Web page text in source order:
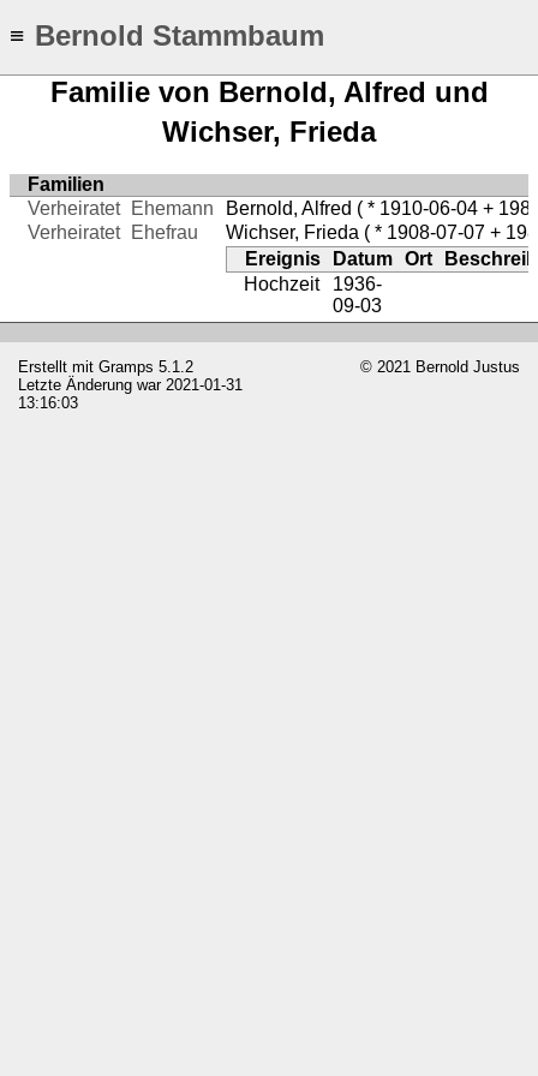
≡ Bernold Stammbaum
Familie von Bernold, Alfred und
Wichser, Frieda
Familien
Verheiratet
Ehemann Bernold, Alfred ( * 1910-06-04 +
Verheiratet
Ehefrau Wichser, Frieda ( * 1908-07-07 +
Ereignis
Datum Ort
Hochzeit
1936-
09-03
Erstellt mit Gramps 5.1.2
Letzte Änderung war 2021-01-31
13:16:03
© 2021 Bernold Justus